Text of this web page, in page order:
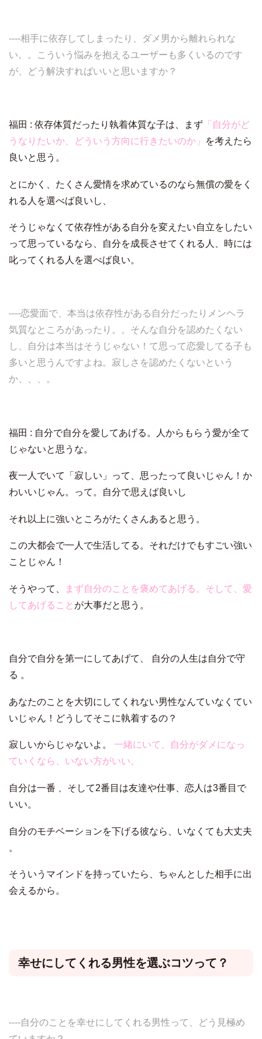
----相手に依存してしまったり、ダメ男から離れられな
い。。こういう悩みを抱えるユーザーも多くいるのです
が、どう解決すればいいと思いますか？
福田 : 依存体質だったり執着体質な子は、まず 「自分がど
うなりたいか、どういう方向に行きたいのか」
を考えたら
良いと思う。
とにかく、たくさん愛情を求めているのなら無償の愛をく
れる人を選べば良いし、
そうじゃなくて依存性がある自分を変えたい自立をしたい
って思っているなら、自分を成長させてくれる人、時には
叱ってくれる人を選べば良い。
----恋愛面で、本当は依存性がある自分だったりメンヘラ
気質なところがあったり。。そんな自分を認めたくない
し、自分は本当はそうじゃない！て思って恋愛してる子も
多いと思うんですよね。寂しさを認めたくないという
か、、、。
福田 : 自分で自分を愛してあげる。人からもらう愛が全て
じゃないと思うな。
夜一人でいて「寂しい」って、思ったって良いじゃん！か
わいいじゃん。って。自分で思えば良いし
それ以上に強いところがたくさんあると思う。
この大都会で一人で生活してる。それだけでもすごい強い
ことじゃん！
そうやって、
まず自分のことを褒めてあげる。そして、愛
してあげること が大事だと思う。
自分で自分を第一にしてあげて、 自分の人生は自分で守
る 。
あなたのことを大切にしてくれない男性なんていなくてい
いじゃん！どうしてそこに執着するの？
寂しいからじゃないよ。 一緒にいて、自分がダメになっ
ていくなら、いない方がいい。
自分は一番 、そして2番目は友達や仕事、恋人は3番目で
いい。
自分のモチベーションを下げる彼なら、いなくても大丈夫
。
そういうマインドを持っていたら、ちゃんとした相手に出
会えるから。
幸せにしてくれる男性を選ぶコツって？
----自分のことを幸せにしてくれる男性って、どう見極め